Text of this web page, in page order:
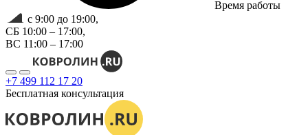
Время работы
с 9:00 до 19:00,
СБ 10:00 – 17:00,
ВС 11:00 – 17:00
+7 499 112 17 20
Бесплатная консультация